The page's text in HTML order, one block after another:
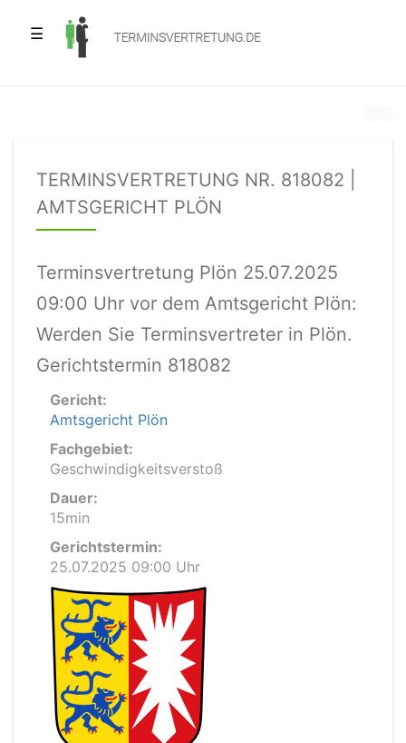
☰
TERMINSVERTRETUNG NR. 818082 |
AMTSGERICHT PLÖN
Terminsvertretung Plön 25.07.2025
09:00 Uhr vor dem Amtsgericht Plön:
Werden Sie Terminsvertreter in Plön.
Gerichtstermin 818082
Gericht:
Amtsgericht Plön
Fachgebiet:
Geschwindigkeitsverstoß
Dauer:
15min
Gerichtstermin:
25.07.2025 09:00 Uhr